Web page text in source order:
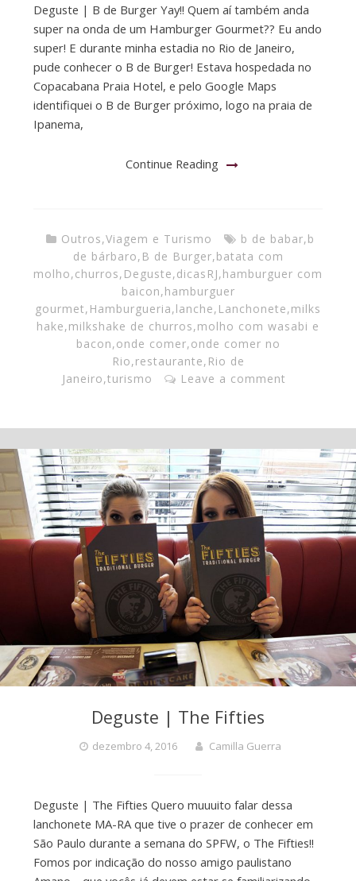
Deguste | B de Burger Yay!! Quem aí também anda
super na onda de um Hamburger Gourmet?? Eu ando
super! E durante minha estadia no Rio de Janeiro,
pude conhecer o B de Burger! Estava hospedada no
Copacabana Praia Hotel, e pelo Google Maps
identifiquei o B de Burger próximo, logo na praia de
Ipanema,
Continue Reading
Outros,Viagem e Turismo b de babar,b
de bárbaro, B de Burger,batata com
molho,churros, Deguste,dicasRJ,hamburguer com
baicon,hamburguer
gourmet, Hamburgueria,lanche, Lanchonete,milks
hake,milkshake de churros,molho com wasabi e
bacon,onde comer,onde comer no
Rio,restaurante, Rio de
Janeiro,turismo Leave a comment
Deguste | The Fifties
dezembro 4, 2016 Camilla Guerra
Deguste | The Fifties Quero muuuito falar dessa
lanchonete MA-RA que tive o prazer de conhecer em
São Paulo durante a semana do SPFW, o The Fifties!!
Fomos por indicação do nosso amigo paulistano